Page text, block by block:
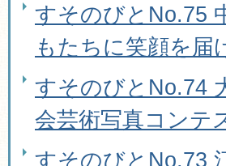
すそのびとNo.75
もたちに笑顔を届
すそのびとNo.74
会芸術写真コンテ
すそのびとNo.73